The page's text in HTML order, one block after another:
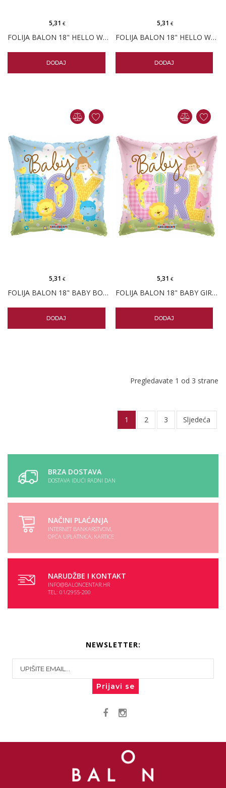
FOLIJA BALON 18" HELLO WORLD PLAVI
5,31€
DODAJ
FOLIJA BALON 18" HELLO WORLD ROZI
5,31 €
DODAJ
FOLIJA BALON 18" BABY BOY ŽIVOTINJE
5,31€
DODAJ
FOLIJA BALON 18" BABY GIRL ŽIVOTINJE
5,31 €
DODAJ
Pregledavate 1 od 3 strane
1 2 3 Sljedeća
BRZA DOSTAVA
DOSTAVA IDUĆI RADNI DAN
NAČINI PLAĆANJA
INTERNET BANKARSTVOM,
OPĆA UPLATNICA, KARTICE
NARUDŽBE I KONTAKT
INFO@BALONCENTAR.HR
TEL: 01/2955-200
NEWSLETTER:
Prijavi se